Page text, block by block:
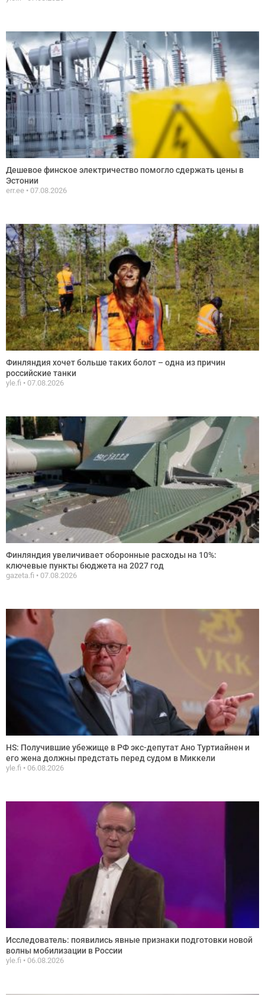
Дешевое финское электричество помогло сдержать цены в
Эстонии
err.ee 07.08.2026
Финляндия хочет больше таких болот – одна из причин
российские танки
yle.fi 07.08.2026
Финляндия увеличивает оборонные расходы на 10%:
ключевые пункты бюджета на 2027 год
gazeta.fi 07.08.2026
HS: Получившие убежище в РФ экс-депутат Ано Туртиайнен и
его жена должны предстать перед судом в Миккели
yle.fi 06.08.2026
Исследователь: появились явные признаки подготовки новой
волны мобилизации в России
yle.fi 06.08.2026